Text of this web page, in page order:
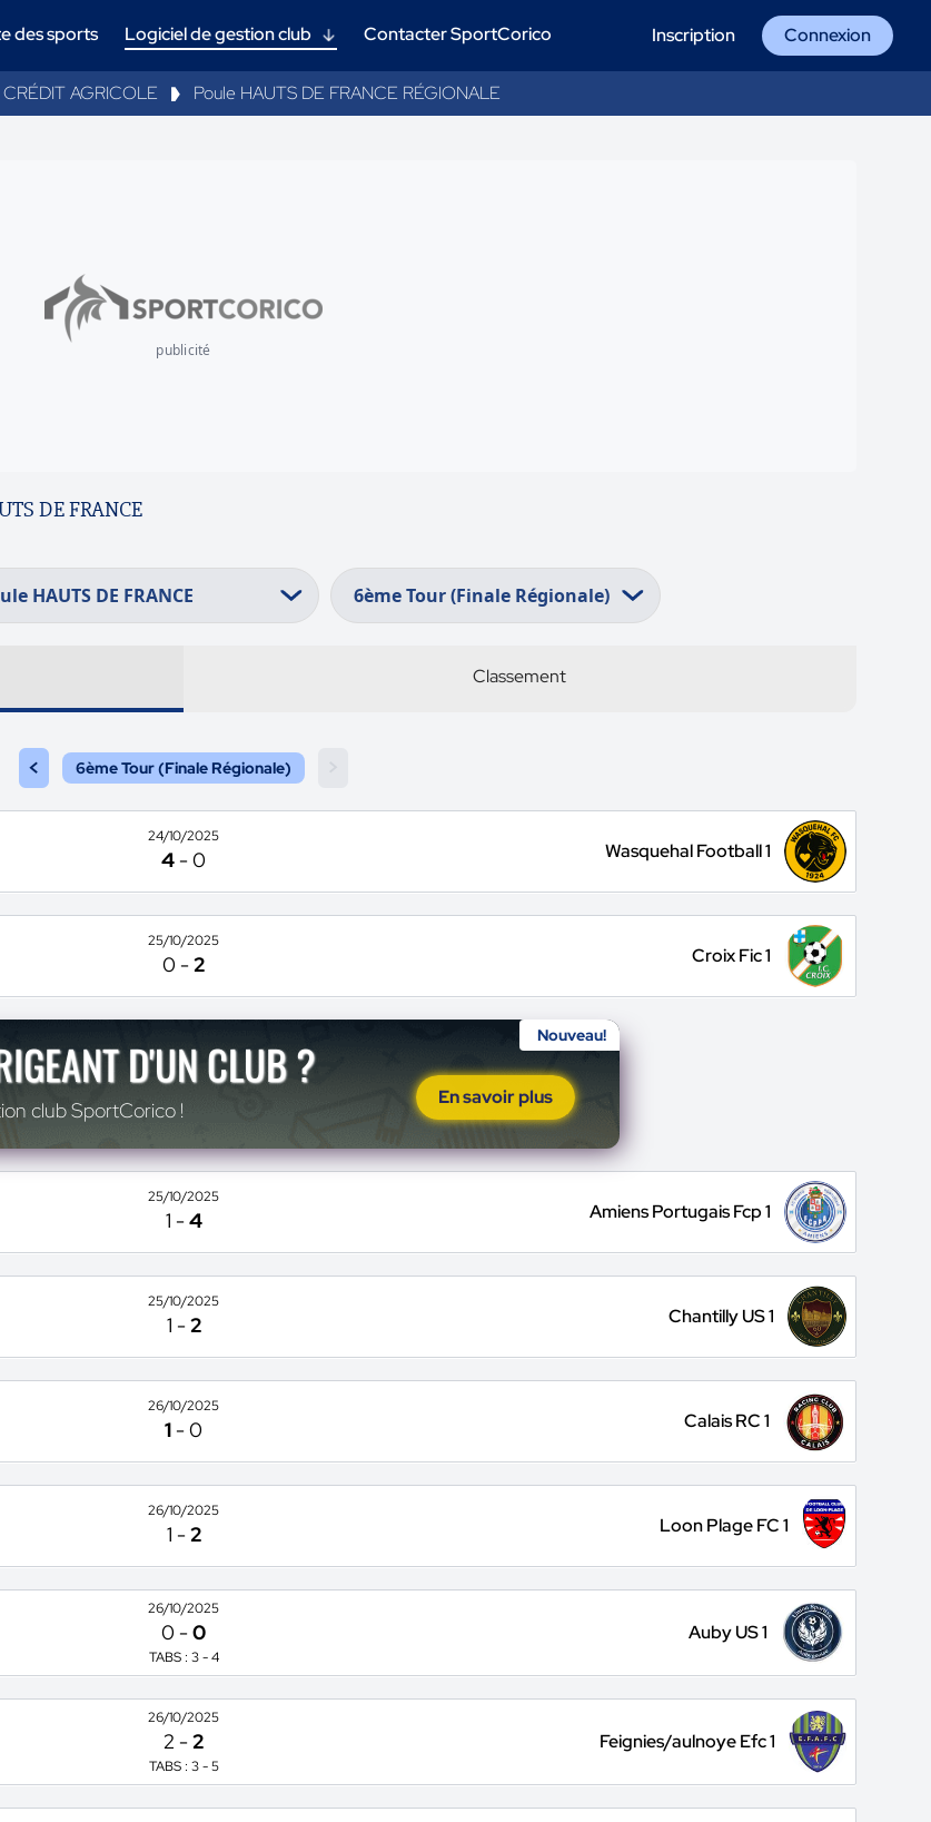
des sports Logiciel de gestion club Contacter SportCorico Inscription Connexion
AGRICOLE Poule HAUTS DE FRANCE RÉGIONALE
publicité
DE FRANCE
Classement
< 6ème Tour (Finale Régionale)
24/10/2025
4 -0 Wasquehal Football 1
25/10/2025
0 -2 Croix Fic 1
Nouveau!
D'UN CLUB ?
club SportCorico !
En savoir plus
25/10/2025
1 -4 Amiens Portugais Fcp 1
25/10/2025
1 -2 Chantilly US 1
26/10/2025
1 -0 Calais RC 1
26/10/2025
1 -2 Loon Plage FC 1
26/10/2025
0 -0
TABS : 3 - 4
Auby US 1
26/10/2025
2 -2
TABS : 3 - 5
Feignies/aulnoye Efc 1